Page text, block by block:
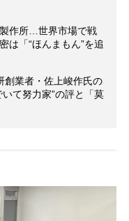
作所…世界市場で戦
「“ほんまもん”を追
創業者・佐上峻作氏の
て努力家”の評と「莫